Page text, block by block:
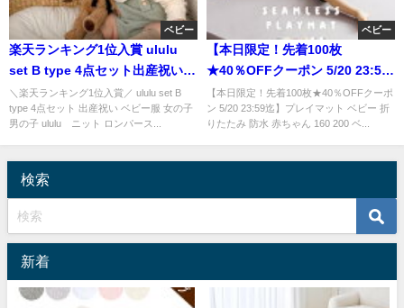
ベビー
楽天ランキング1位入賞 ululu
set B type 4点セット出産祝いに
人気のベビー服
＼楽天ランキング1位入賞／ ululu set B
type 4点セット 出産祝い ベビー服 女の子
男の子 ululu ニット ロンパース...
ベビー
【本日限定！先着100枚
★40％OFFクーポン 5/20 23:59
迄】プレイマット ベビー 折りた
【本日限定！先着100枚★40％OFFクーポ
ン 5/20 23:59迄】プレイマット ベビー 折
りたたみ 防水 赤ちゃん 160 200 ベ...
検索
新着